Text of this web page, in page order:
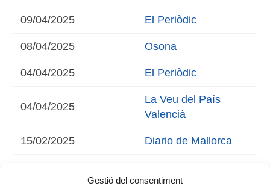
Gestió del consentiment
09/04/2025 El Periòdic
08/04/2025 Osona
04/04/2025 El Periòdic
04/04/2025
La Veu del País
Valencià
15/02/2025 Diario de Mallorca